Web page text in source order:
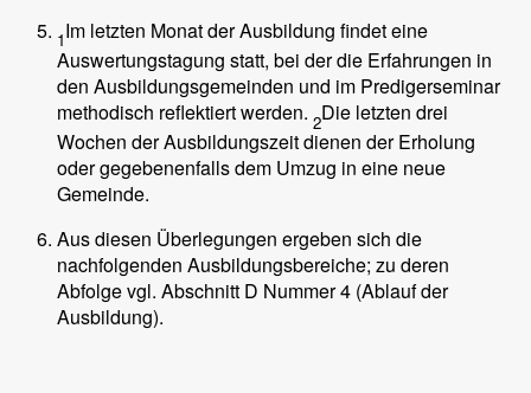
1Im letzten Monat der Ausbildung findet eine
Auswertungstagung statt, bei der die Erfahrungen in
den Ausbildungsgemeinden und im Predigerseminar
methodisch reflektiert werden. 2Die letzten drei
Wochen der Ausbildungszeit dienen der Erholung
oder gegebenenfalls dem Umzug in eine neue
Gemeinde.
Aus diesen Überlegungen ergeben sich die
nachfolgenden Ausbildungsbereiche; zu deren
Abfolge vgl. Abschnitt D Nummer 4 (Ablauf der
Ausbildung).